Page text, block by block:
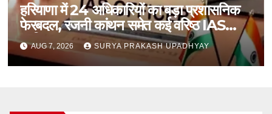
हरियाणा में 24 अधिकारियों का बड़ा प्रशासनिक
फेरबदल, रजनी कांथन समेत कई वरिष्ठ IAS
शामिल
AUG 7, 2026 SURYA PRAKASH UPADHYAY